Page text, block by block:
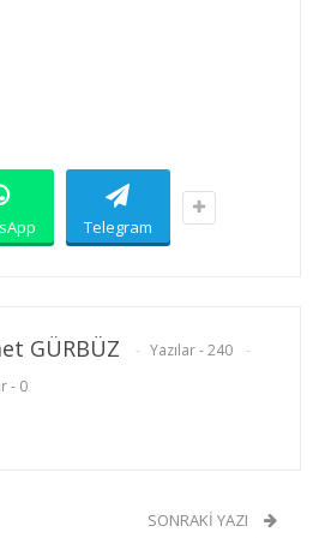
Telegram
GÜRBÜZ
Yazılar - 240
- 0
SONRAKI YAZI